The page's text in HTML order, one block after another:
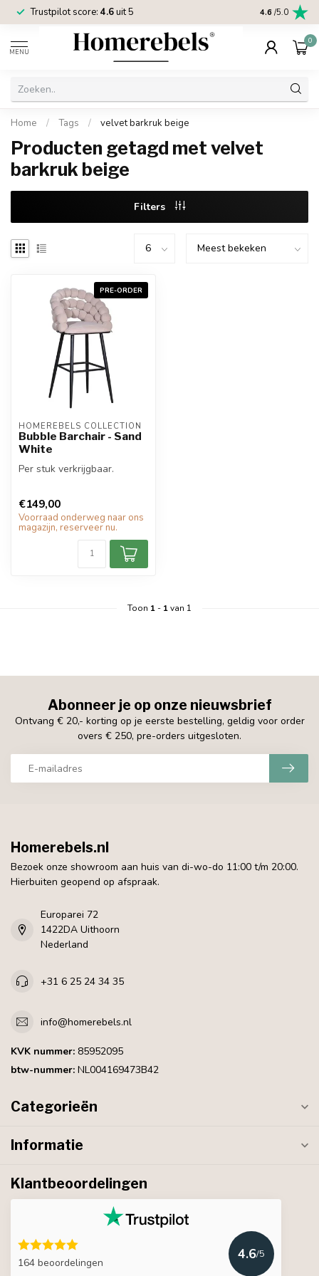
Trustpilot score: 4.6uit 5 2 jaar
4.6 /5.0
MENU
0
Home / Tags / velvet barkruk beige
Producten getagd met velvet
barkruk beige
Filters
PRE-ORDER
HOMEREBELS COLLECTION
Bubble Barchair - Sand
White
Per stuk verkrijgbaar.
€149,00
Voorraad onderweg naar ons
magazijn, reserveer nu.
Toon 1- 1van 1
Abonneer je op onze nieuwsbrief
Ontvang € 20,- korting op je eerste bestelling, geldig voor order
overs € 250, pre-orders uitgesloten.
Homerebels.nl
Bezoek onze showroom aan huis van di-wo-do 11:00 t/m 20:00.
Hierbuiten geopend op afspraak.
Europarei 72
1422DA Uithoorn
Nederland
+31 6 25 24 34 35
info@homerebels.nl
KVK nummer: 85952095
btw-nummer: NL004169473B42
Categorieën
Informatie
Klantbeoordelingen
164 beoordelingen
4.6/5